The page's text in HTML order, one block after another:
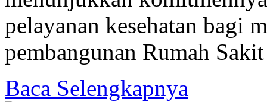
pelayanan kesehatan bagi
pembangunan Rumah
Baca Selengkapnya